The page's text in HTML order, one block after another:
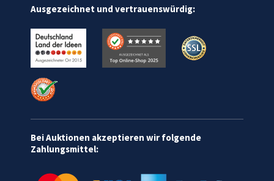
Ausgezeichnet und vertrauenswürdig:
Bei Auktionen akzeptieren wir folgende
Zahlungsmittel: